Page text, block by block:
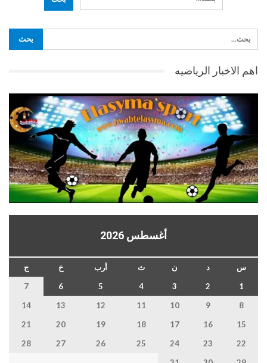
اهم الاخبار الرياضيه
أغسطس 2026
س د ن ث أرب خ
ج
1
2
3
4
5
6
7
8
9
10
11
12
13
14
15
16
17
18
19
20
21
22
23
24
25
26
27
28